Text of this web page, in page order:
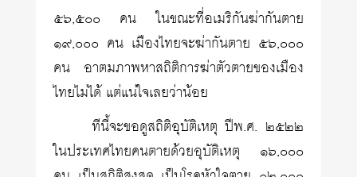
๕๖,๕๐๐ คน ในขณะที่อเมริกันฆ่ากันตาย
๑๙,๐๐๐ คน เมืองไทยจะฆ่ากันตาย ๕๖,๐๐๐
คน อาตมภาพหาสถิติการฆ่าตัวตายของเมือง
ไทยไม่ได้ แต่แน่ใจเลยว่าน้อย
ทีนี้จะขอดูสถิติอุบัติเหตุ ปีพ.ศ. ๒๕๒๒
ในประเทศไทยคนตายด้วยอุบัติเหตุ ๑๖,๐๐๐